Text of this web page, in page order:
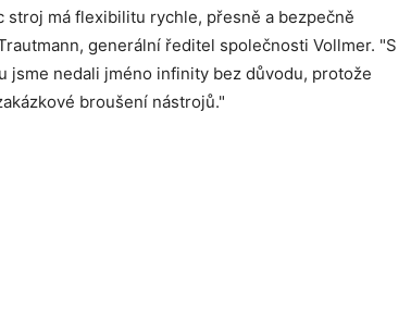
má flexibilitu rychle, přesně a bezpečně
generální ředitel společnosti Vollmer. "S
nedali jméno infinity bez důvodu, protože
broušení nástrojů."